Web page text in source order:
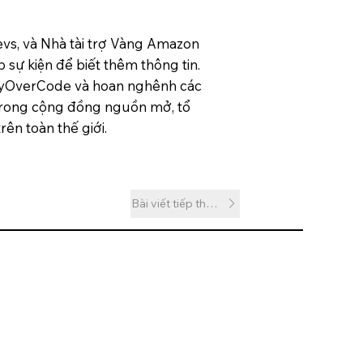
và Nhà tài trợ Vàng Amazon
sự kiện để biết thêm thông tin.
và hoan nghênh các
cộng đồng nguồn mở, tổ
toàn thế giới.
Bài viết tiếp theo